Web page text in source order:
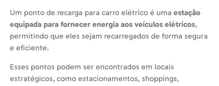
Um ponto de recarga para carro elétrico é uma estação
equipada para fornecer energia aos veículos elétricos,
permitindo que eles sejam recarregados de forma segura
e eficiente.
Esses pontos podem ser encontrados em locais
estratégicos, como estacionamentos, shoppings,